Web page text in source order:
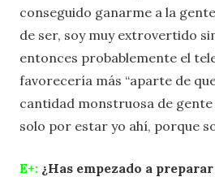
conseguido ganarme a la
de ser, soy muy extrovertido
entonces probablemente el
favorecería más “aparte de
cantidad monstruosa de gente
solo por estar yo ahí, porque
E+: ¿Has empezado a